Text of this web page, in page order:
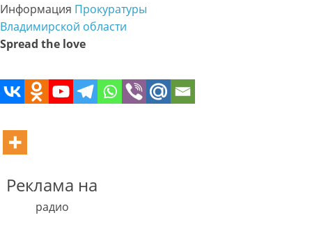
Информация Прокуратуры
Владимирской области
Spread the love
Реклама на
радио